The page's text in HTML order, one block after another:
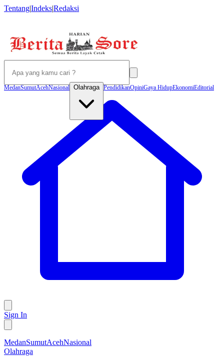
Tentang|Indeks|Redaksi
MedanSumutAcehNasional Olahraga PendidikanOpiniGaya HidupEkonomiEditorial
Sign In
MedanSumutAcehNasional
Olahraga